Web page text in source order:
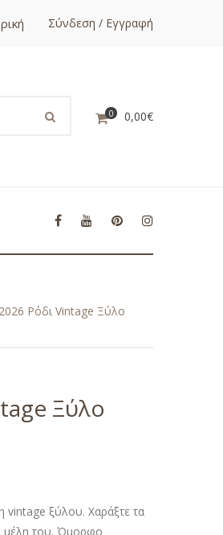
Σύνδεση / Εγγραφή
0 0,00€
Ρόδι Vintage Ξύλο
Ξύλο
ξύλου. Χαράξτε τα
μέλη του. Όμορφο